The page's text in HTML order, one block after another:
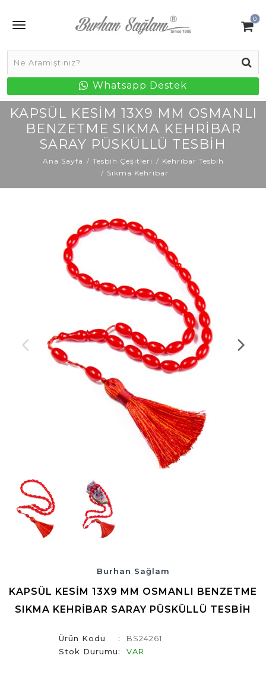
0
Whatsapp Destek
KAPSÜL KESIM 13X9 MM OSMANLI
BENZETME SIKMA KEHRIBAR
SARAY PÜSKÜLLÜ TESBIH
Ana Sayfa Tesbih Çeşitleri
Kehribar Tesbih
Sıkma Kehribar
Burhan Sağlam
KAPSÜL KESIM 13X9 MM OSMANLI BENZETME
SIKMA KEHRIBAR SARAY PÜSKÜLLÜ TESBIH
Ürün Kodu
BS24261
Stok Durumu
VAR